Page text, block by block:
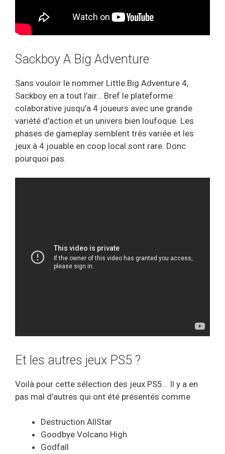
Sackboy A Big Adventure
Sans vouloir le nommer Little Big Adventure 4,
Sackboy en a tout l’air… Bref le plateforme
colaborative jusqu’a 4 joueurs avec une grande
variété d’action et un univers bien loufoque. Les
phases de gameplay semblent très variée et les
jeux à 4 jouable en coop local sont rare. Donc
pourquoi pas.
Et les autres jeux PS5 ?
Voilà pour cette sélection des jeux PS5… Il y a en
pas mal d’autres qui ont été présentés comme
Destruction AllStar
Goodbye Volcano High
Godfall